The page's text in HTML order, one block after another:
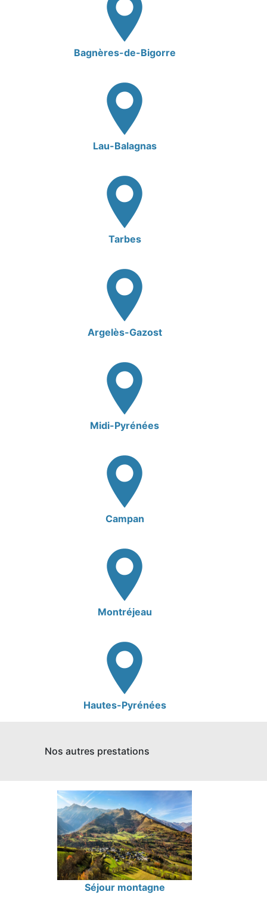
Bagnères-de-Bigorre
Lau-Balagnas
Tarbes
Argelès-Gazost
Midi-Pyrénées
Campan
Montréjeau
Hautes-Pyrénées
Nos autres prestations
Séjour montagne